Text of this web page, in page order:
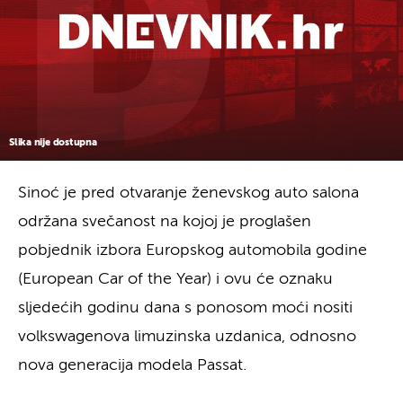
Slika nije dostupna
Sinoć je pred otvaranje ženevskog auto salona
održana svečanost na kojoj je proglašen
pobjednik izbora Europskog automobila godine
(European Car of the Year) i ovu će oznaku
sljedećih godinu dana s ponosom moći nositi
volkswagenova limuzinska uzdanica, odnosno
nova generacija modela Passat.